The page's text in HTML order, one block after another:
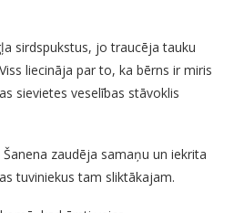
sirdspukstus, jo traucēja tauku
liecināja par to, ka bērns ir miris
sievietes veselības stāvoklis
zaudēja samaņu un iekrita
tuviniekus tam sliktākajam.